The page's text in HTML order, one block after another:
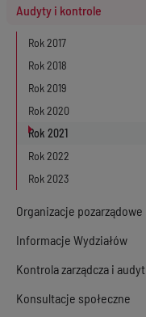
Audyty i kontrole
Rok 2017
Rok 2018
Rok 2019
Rok 2020
Rok 2021
Rok 2022
Rok 2023
Organizacje pozarządowe
Informacje Wydziałów
Kontrola zarządcza i audyt
Konsultacje społeczne